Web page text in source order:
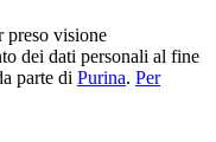
preso visione
dei dati personali al fine
parte di Purina. Per